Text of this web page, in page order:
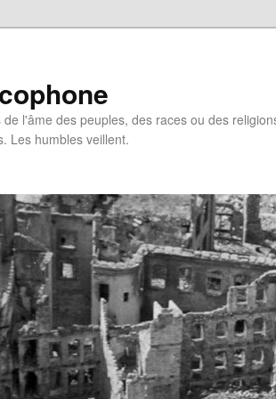
l'âme des peuples, des races ou des
Les humbles veillent.